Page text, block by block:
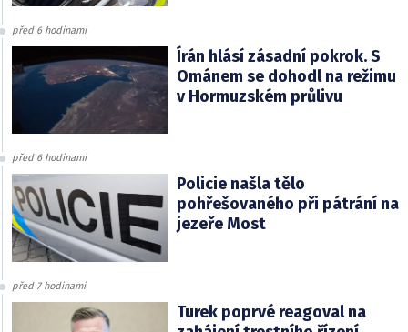
před 6 hodinami
Írán hlásí zásadní pokrok. S
Ománem se dohodl na režimu
v Hormuzském průlivu
před 6 hodinami
Policie našla tělo
pohřešovaného při pátrání na
jezeře Most
před 7 hodinami
Turek poprvé reagoval na